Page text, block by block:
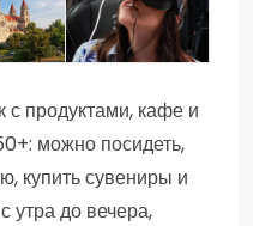
ПОПЕРЕК
УНИКАЛЬНАЯ VR-
КОМФОРТАБЕЛЬНОМ
МИКРОАВТОБУСЕ
продуктами, кафе и
можно посидеть,
купить сувениры и
утра до вечера,